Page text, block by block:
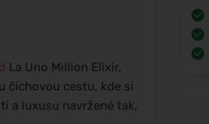
La Uno Million Elixir,
čichovou cestu, kde si
a luxusu navržené tak,